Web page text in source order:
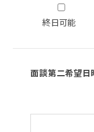
終日可能
面談第二希望日